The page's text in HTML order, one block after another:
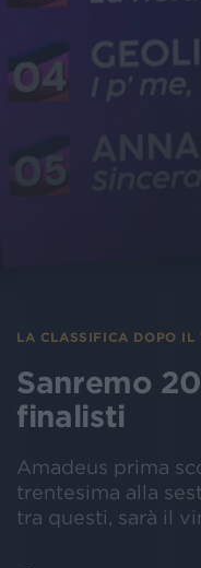
LA CLASSIFICA DOPO IL
Sanremo
finalisti
Amadeus prima
trentesima alla
tra questi, sarà il